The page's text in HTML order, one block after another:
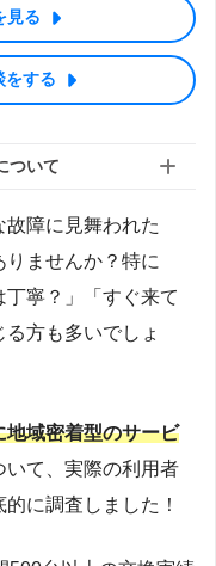
見る
をする
ついて
変更され
障に見舞われた
ませんか？特に
丁寧？」「すぐ来て
方も多いでしょ
地域密着型のサービ
いて、実際の利用者
に調査しました！